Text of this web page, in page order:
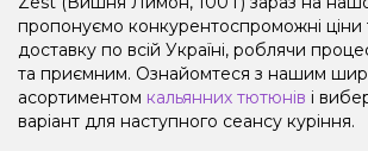
пропонуємо конкурентоспроможні
доставку по всій Україні, роблячи
та приємним. Ознайомтеся з нашим
асортиментом кальянних тютюнів і
варіант для наступного сеансу куріння.